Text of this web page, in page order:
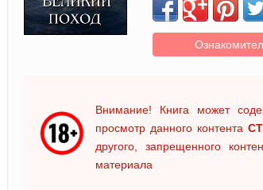
Внимание! Книга может
просмотр данного контента
другого, запрещенного
материала